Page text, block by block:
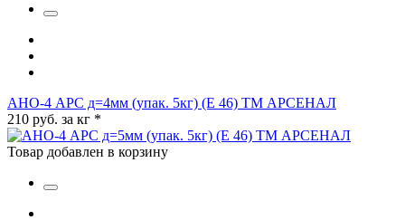
АНО-4 АРС д=4мм (упак. 5кг) (Е 46) ТМ АРСЕНАЛ
210 руб. за кг *
Товар добавлен в корзину